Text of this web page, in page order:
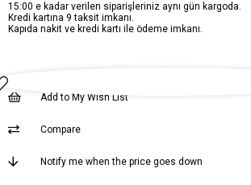
15:00 e kadar verilen siparişleriniz aynı gün kargoda.
Kredi kartına 9 taksit imkanı.
Kapıda nakit ve kredi kartı ile ödeme imkanı.
Add to My Wish List
Compare
Notify me when the price goes down